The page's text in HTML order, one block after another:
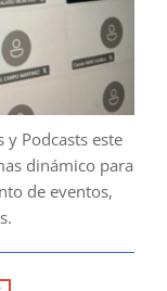
Podcasts este
dinámico para
de eventos,